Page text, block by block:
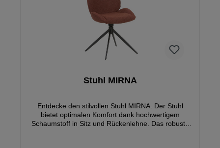
Stuhl MIRNA
Entdecke den stilvollen Stuhl MIRNA. Der Stuhl
bietet optimalen Komfort dank hochwertigem
Schaumstoff in Sitz und Rückenlehne. Das robuste